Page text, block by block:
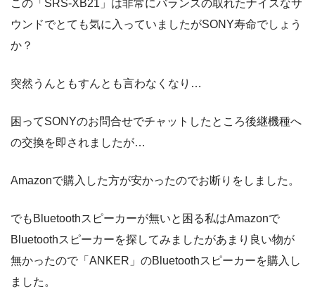
この「SRS-XB21」は非常にバランスの取れたナイスなサ
ウンドでとても気に入っていましたがSONY寿命でしょう
か？
突然うんともすんとも言わなくなり…
困ってSONYのお問合せでチャットしたところ後継機種へ
の交換を即されましたが…
Amazonで購入した方が安かったのでお断りをしました。
でもBluetoothスピーカーが無いと困る私はAmazonで
Bluetoothスピーカーを探してみましたがあまり良い物が
無かったので「ANKER」のBluetoothスピーカーを購入し
ました。